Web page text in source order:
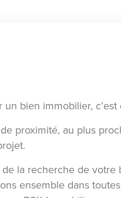
bien immobilier,
proximité, au plus
la recherche de votre
ensemble dans